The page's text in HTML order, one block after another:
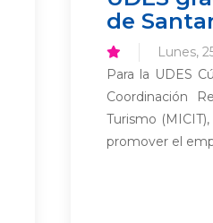
de
Lunes,
Para la UDES
Coordinación
Turismo
promover el